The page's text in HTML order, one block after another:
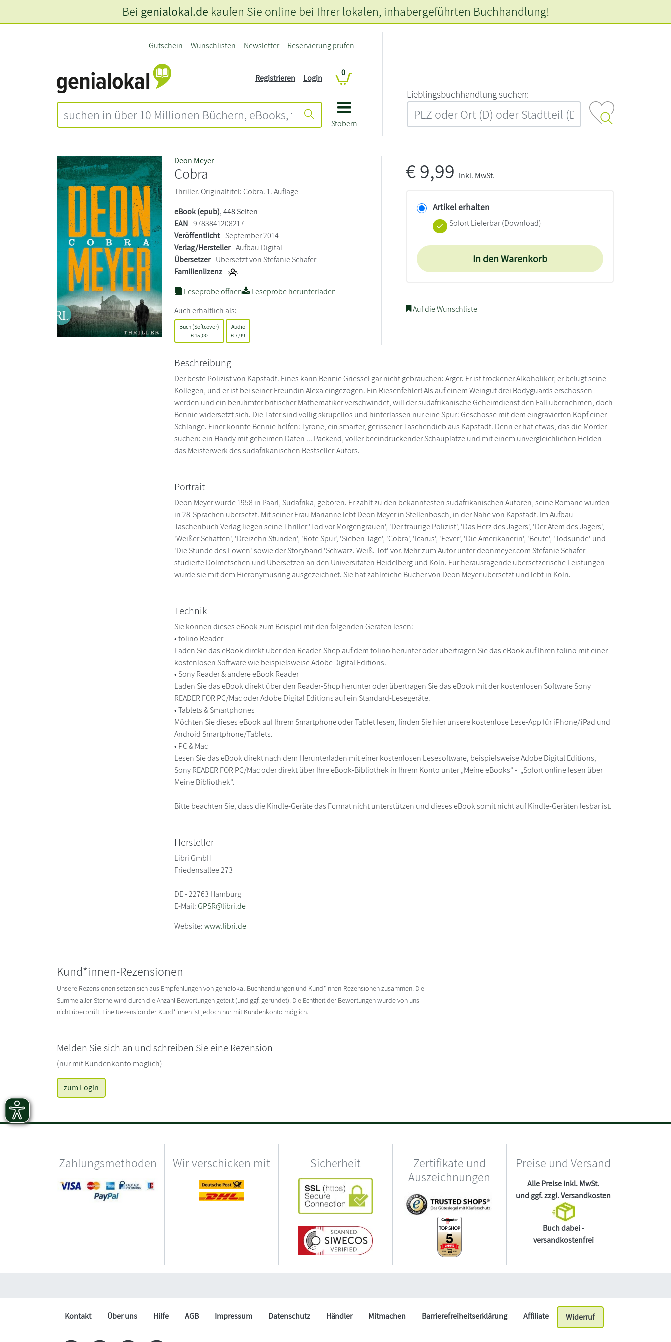
Stöbern
Gutschein Wunschlisten Newsletter Reservierung prüfen
Registrieren Login
0
L‍i‍e‍b‍l‍i‍n‍g‍s‍b‍u‍c‍h‍h‍a‍n‍d‍l‍u‍n‍g‍ ‍s‍u‍c‍h‍e‍n‍:‍
Bei genialokal.de kaufen Sie online bei Ihrer lokalen, inhabergeführten Buchhandlung!
Deon Meyer
Cobra
Thriller. Originaltitel: Cobra. 1. Auflage
eBook (epub), 448 Seiten
EAN 9783841208217
Veröffentlicht September 2014
Verlag/Hersteller Aufbau Digital
Übersetzer Übersetzt von Stefanie Schäfer
Familienlizenz
Leseprobe öffnen
Leseprobe herunterladen
Auch erhältlich als:
Buch (Softcover)
€ 15,00
Audio
€7,99
€9,99 inkl. MwSt.
Artikel erhalten
Sofort Lieferbar (Download)
In den Warenkorb
Auf die Wunschliste
Beschreibung
Der beste Polizist von Kapstadt. Eines kann Bennie Griessel gar nicht gebrauchen: Ärger. Er ist trockener Alkoholiker, er belügt seine
Kollegen, und er ist bei seiner Freundin Alexa eingezogen. Ein Riesenfehler! Als auf einem Weingut drei Bodyguards erschossen
werden und ein berühmter britischer Mathematiker verschwindet, will der südafrikanische Geheimdienst den Fall übernehmen, doch
Bennie widersetzt sich. Die Täter sind völlig skrupellos und hinterlassen nur eine Spur: Geschosse mit dem eingravierten Kopf einer
Schlange. Einer könnte Bennie helfen: Tyrone, ein smarter, gerissener Taschendieb aus Kapstadt. Denn er hat etwas, das die Mörder
suchen: ein Handy mit geheimen Daten ... Packend, voller beeindruckender Schauplätze und mit einem unvergleichlichen Helden -
das Meisterwerk des südafrikanischen Bestseller-Autors.
Portrait
Deon Meyer wurde 1958 in Paarl, Südafrika, geboren. Er zählt zu den bekanntesten südafrikanischen Autoren, seine Romane wurden
in 28-Sprachen übersetzt. Mit seiner Frau Marianne lebt Deon Meyer in Stellenbosch, in der Nähe von Kapstadt. Im Aufbau
Taschenbuch Verlag liegen seine Thriller 'Tod vor Morgengrauen', 'Der traurige Polizist', 'Das Herz des Jägers', 'Der Atem des Jägers',
'Weißer Schatten', 'Dreizehn Stunden', 'Rote Spur', 'Sieben Tage', 'Cobra', 'Icarus', 'Fever', 'Die Amerikanerin', 'Beute', 'Todsünde' und
'Die Stunde des Löwen' sowie der Storyband 'Schwarz. Weiß. Tot' vor. Mehr zum Autor unter deonmeyer.com Stefanie Schäfer
studierte Dolmetschen und Übersetzen an den Universitäten Heidelberg und Köln. Für herausragende übersetzerische Leistungen
wurde sie mit dem Hieronymusring ausgezeichnet. Sie hat zahlreiche Bücher von Deon Meyer übersetzt und lebt in Köln.
Technik
Sie können dieses eBook zum Beispiel mit den folgenden Geräten lesen:
• tolino Reader
Laden Sie das eBook direkt über den Reader-Shop auf dem tolino herunter oder übertragen Sie das eBook auf Ihren tolino mit einer
kostenlosen Software wie beispielsweise Adobe Digital Editions.
• Sony Reader & andere eBook Reader
Laden Sie das eBook direkt über den Reader-Shop herunter oder übertragen Sie das eBook mit der kostenlosen Software Sony
READER FOR PC/Mac oder Adobe Digital Editions auf ein Standard-Lesegeräte.
• Tablets & Smartphones
Möchten Sie dieses eBook auf Ihrem Smartphone oder Tablet lesen, finden Sie hier unsere kostenlose Lese-App für iPhone/iPad und
Android Smartphone/Tablets.
• PC & Mac
Lesen Sie das eBook direkt nach dem Herunterladen mit einer kostenlosen Lesesoftware, beispielsweise Adobe Digital Editions,
Sony READER FOR PC/Mac oder direkt über Ihre eBook-Bibliothek in Ihrem Konto unter „Meine eBooks“ - „Sofort online lesen über
Meine Bibliothek“.
Bitte beachten Sie, dass die Kindle-Geräte das Format nicht unterstützen und dieses eBook somit nicht auf Kindle-Geräten lesbar ist.
Hersteller
Libri GmbH
Friedensallee 273
DE - 22763 Hamburg
E-Mail:GPSR@libri.de
Website:www.libri.de
Kund*innen-Rezensionen
Unsere Rezensionen setzen sich aus Empfehlungen von genialokal-Buchhandlungen und Kund*innen-Rezensionen zusammen. Die
Summe aller Sterne wird durch die Anzahl Bewertungen geteilt (und ggf. gerundet). Die Echtheit der Bewertungen wurde von uns
nicht überprüft. Eine Rezension der Kund*innen ist jedoch nur mit Kundenkonto möglich.
Melden Sie sich an und schreiben Sie eine Rezension
(nur mit Kundenkonto möglich)
zum Login
Zahlungsmethoden Wir verschicken mit Sicherheit
Zertifikate und
Auszeichnungen
Preise und Versand
Alle Preise inkl. MwSt.
und ggf. zzgl.Versandkosten
Buch dabei -
versandkostenfrei
Kontakt Über uns Hilfe AGB Impressum Datenschutz Händler Mitmachen Barrierefreiheitserklärung Affiliate Widerruf